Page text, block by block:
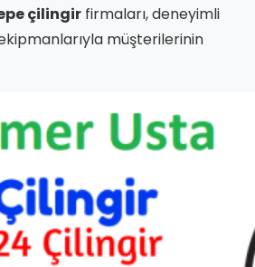
çilingir firmaları, deneyimli
müşterilerinin